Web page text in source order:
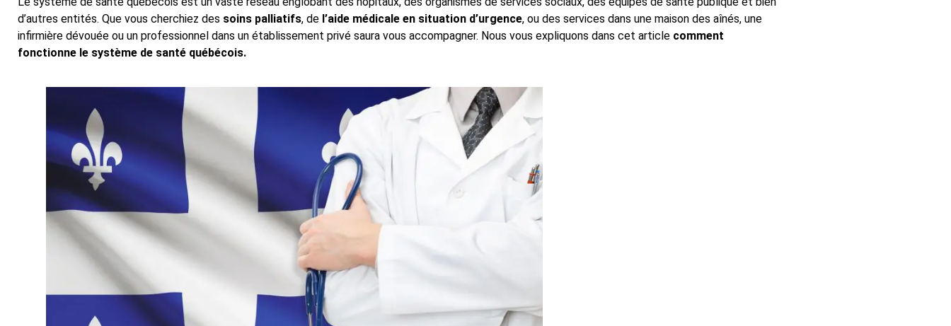
d’autres entités. Que vous cherchiez des soins palliatifs, de l’aide médicale en situation d’urgence, ou des services dans une maison des aînés, une
infirmière dévouée ou un professionnel dans un établissement privé saura vous accompagner. Nous vous expliquons dans cet article comment
fonctionne le système de santé québécois.